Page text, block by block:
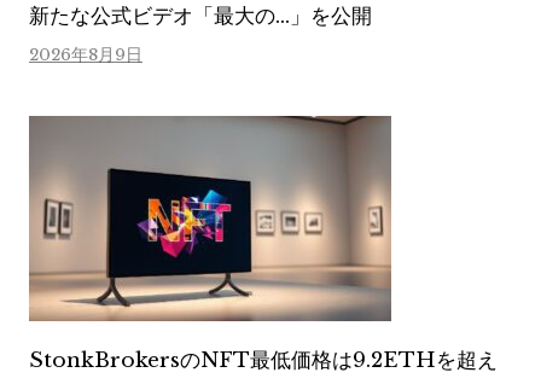
新たな公式ビデオ「最大の…」を公開
2026年8月9日
StonkBrokersのNFT最低価格は9.2ETHを超え